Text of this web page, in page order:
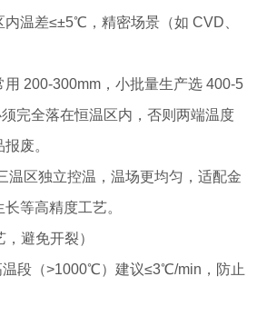
温差≤±5℃，精密场景（如 CVD、
200-300mm，小批量生产选 400-5
完全落在恒温区内，否则两端温度
废。
温区独立控温，温场更均匀，适配金
等高精度工艺。
避免开裂）
段（>1000℃）建议≤3℃/min，防止